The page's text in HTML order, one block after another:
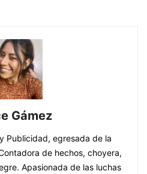
Gámez
Publicidad, egresada de la
de hechos, choyera,
Apasionada de las luchas